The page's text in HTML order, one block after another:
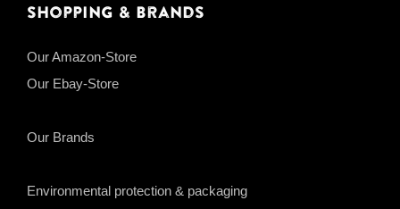
Shopping & Brands
Our Amazon-Store
Our Ebay-Store
Our Brands
Environmental protection & packaging